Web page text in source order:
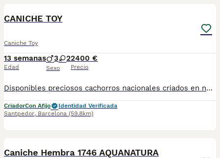
CANICHE TOY
Caniche Toy
13 semanas
Edad
3 2
Sexo
2400 €
Precio
Disponibles preciosos cachorros nacionales criados en nuestras instalaciones, en un ambiente familiar y responsable. Nuestros cachorros se entregan con cartilla de primera vacunación, vacunas correspondientes a su edad, desparasitados interna y externamente, y con microchip implantado y dado de alta. Además, realizamos un contrato de garantía que incluye: • Garantía vírica de 15 días. • Garantía congénita de 1 año. Desde la fecha de entrega del cachorro. Nos comprometemos al 100% con la salud, el bienestar y el cuidado de nuestros pequeños. Disponemos de Núcleo Zoológico Para más información, imágenes o cualquier consulta sin compromiso, pueden contactar con nosotros en los teléfonos: CRISTINA 📞 722 788 399 📞 932 514 529
CriadorCon Afijo
Identidad Verificada
Santpedor, Barcelona (59.8km)
Caniche Hembra 1746 AQUANATURA